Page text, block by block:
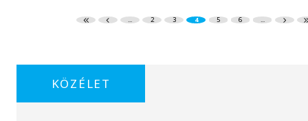
... 2 3 4 5 6 ...
KÖZÉLET